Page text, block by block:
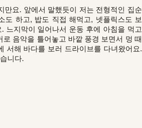
만요. 앞에서 말했듯이 저는 전형적인 집순
도 하고, 밥도 직접 해먹고, 넷플릭스도 보
지막이 일어나서 운동 후에 아침을 먹고
음악을 틀어놓고 바깥 풍경 보면서 멍 때
서해 바다를 보러 드라이브를 다녀왔어요.
니다.